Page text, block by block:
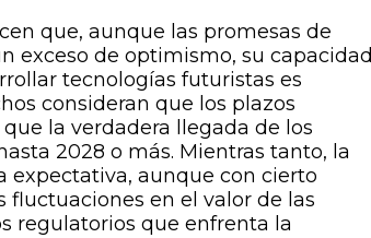
que, aunque las promesas de
exceso de optimismo, su capacidad
tecnologías futuristas es
consideran que los plazos
la verdadera llegada de los
2028 o más. Mientras tanto, la
expectativa, aunque con cierto
en el valor de las
regulatorios que enfrenta la